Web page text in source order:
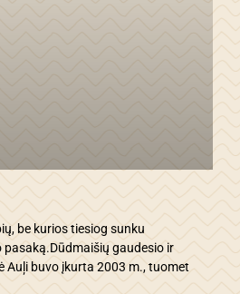
be kurios tiesiog sunku
gaudesio ir
Auļi buvo įkurta 2003 m., tuomet